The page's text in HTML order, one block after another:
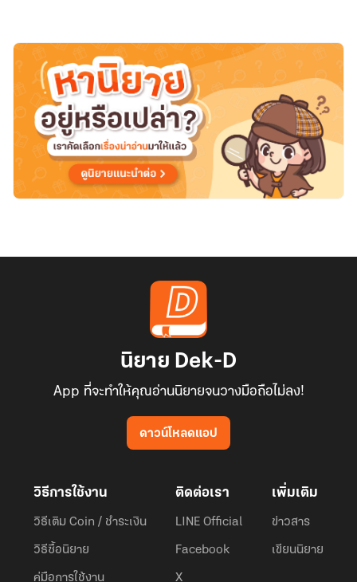
นิยาย Dek-D
App ที่จะทำให้คุณอ่านนิยายจนวางมือถือไม่ลง!
ดาวน์โหลดแอป
วิธีการใช้งาน
วิธีเติม Coin / ชำระเงิน
วิธีซื้อนิยาย
คู่มือการใช้งาน
ติดต่อเรา
LINE Official
Facebook
X
เพิ่มเติม
ข่าวสาร
เขียนนิยาย